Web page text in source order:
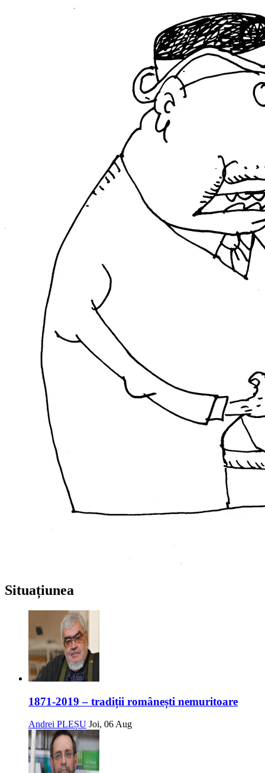
Situațiunea
1871-2019 – tradiții românești nemuritoare
Andrei PLEȘU Joi, 06 Aug